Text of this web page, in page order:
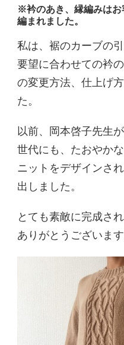
※衿のあき、縁編みは
編まれました。
私は、裾のカーブの
要望に合わせての衿
の変更方法、仕上げ
た。
以前、岡本啓子先生
世代にも、たおやか
ニットをデザインさ
出しました。
とても素敵に完成さ
ありがとうございます